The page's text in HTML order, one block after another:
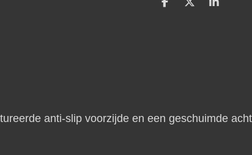
D
D
S
anti-slip voorzijde en een geschuimde